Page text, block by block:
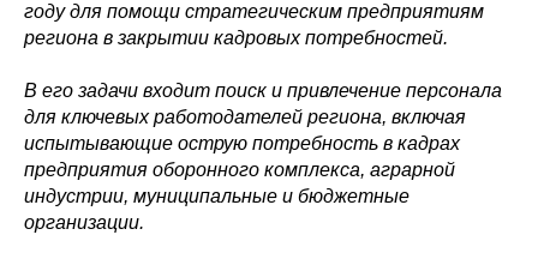
году для помощи стратегическим предприятиям
региона в закрытии кадровых потребностей.
В его задачи входит поиск и привлечение персонала
для ключевых работодателей региона, включая
испытывающие острую потребность в кадрах
предприятия оборонного комплекса, аграрной
индустрии, муниципальные и бюджетные
организации.